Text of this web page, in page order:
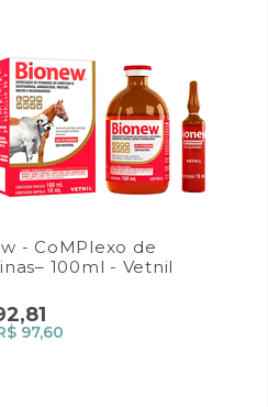
- CoMPlexo de
100ml - Vetnil
,81
97,60